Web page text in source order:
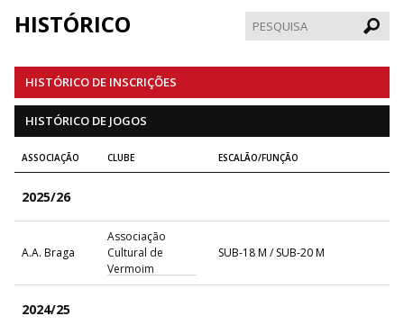
HISTÓRICO
HISTÓRICO DE INSCRIÇÕES
HISTÓRICO DE JOGOS
ASSOCIAÇÃO CLUBE ESCALÃO/FUNÇÃO
2025/26
A.A. Braga
Associação
Cultural de
Vermoim
SUB-18 M / SUB-20 M
2024/25